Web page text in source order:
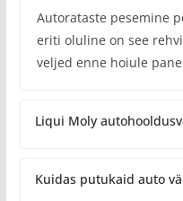
Autorataste pesemine
eriti oluline on see
veljed enne hoiule
Liqui Moly
Kuidas putukaid auto